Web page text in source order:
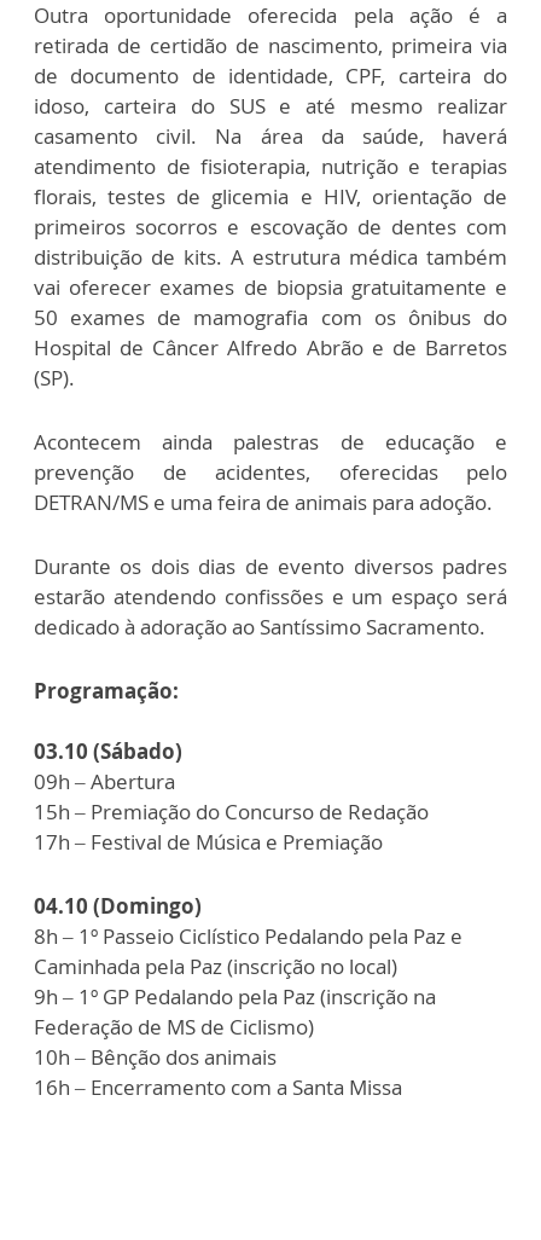
Outra oportunidade oferecida pela ação é a
retirada de certidão de nascimento, primeira via
de documento de identidade, CPF, carteira do
idoso, carteira do SUS e até mesmo realizar
casamento civil. Na área da saúde, haverá
atendimento de fisioterapia, nutrição e terapias
florais, testes de glicemia e HIV, orientação de
primeiros socorros e escovação de dentes com
distribuição de kits. A estrutura médica também
vai oferecer exames de biopsia gratuitamente e
50 exames de mamografia com os ônibus do
Hospital de Câncer Alfredo Abrão e de Barretos
(SP).
Acontecem ainda palestras de educação e
prevenção de acidentes, oferecidas pelo
DETRAN/MS e uma feira de animais para adoção.
Durante os dois dias de evento diversos padres
estarão atendendo confissões e um espaço será
dedicado à adoração ao Santíssimo Sacramento.
Programação:
03.10 (Sábado)
09h – Abertura
15h – Premiação do Concurso de Redação
17h – Festival de Música e Premiação
04.10 (Domingo)
8h – 1º Passeio Ciclístico Pedalando pela Paz e
Caminhada pela Paz (inscrição no local)
9h – 1º GP Pedalando pela Paz (inscrição na
Federação de MS de Ciclismo)
10h – Bênção dos animais
16h – Encerramento com a Santa Missa